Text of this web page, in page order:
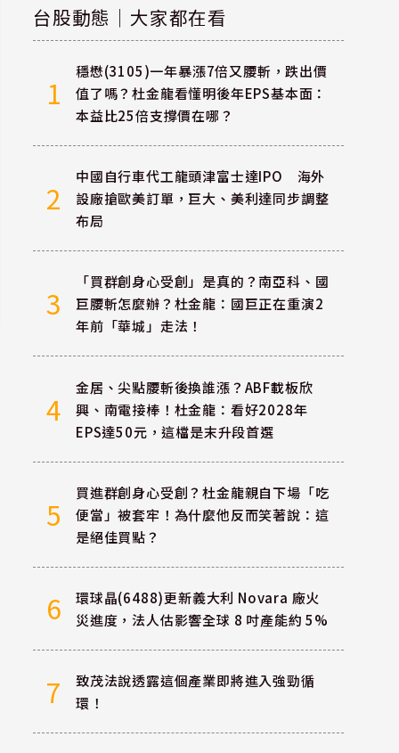
台股動態｜大家都在看
1
穩懋(3105)一年暴漲7倍又腰斬，跌出價
值了嗎？杜金龍看懂明後年EPS基本面：
本益比25倍支撐價在哪？
2
中國自行車代工龍頭津富士達IPO 海外
設廠搶歐美訂單，巨大、美利達同步調整
布局
3
「買群創身心受創」是真的？南亞科、國
巨腰斬怎麼辦？杜金龍：國巨正在重演2
年前「華城」走法！
4
金居、尖點腰斬後換誰漲？ABF載板欣
興、南電接棒！杜金龍：看好2028年
EPS達50元，這檔是末升段首選
5
買進群創身心受創？杜金龍親自下場「吃
便當」被套牢！為什麼他反而笑著說：這
是絕佳買點？
6
環球晶(6488)更新義大利 Novara 廠火
災進度，法人估影響全球 8 吋產能約 5%
7
致茂法說透露這個產業即將進入強勁循
環！